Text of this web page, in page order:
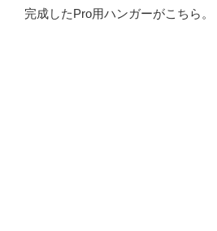
完成したPro用ハンガーがこちら。